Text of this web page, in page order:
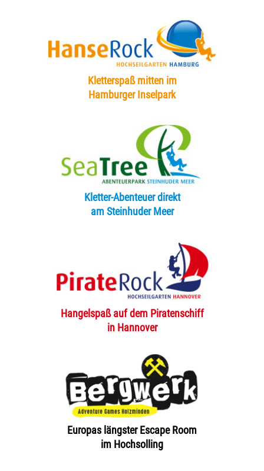
Kletterspaß mitten im
Hamburger Inselpark
Kletter-Abenteuer direkt
am Steinhuder Meer
Hangelspaß auf dem Piratenschiff
in Hannover
Europas längster Escape Room
im Hochsolling